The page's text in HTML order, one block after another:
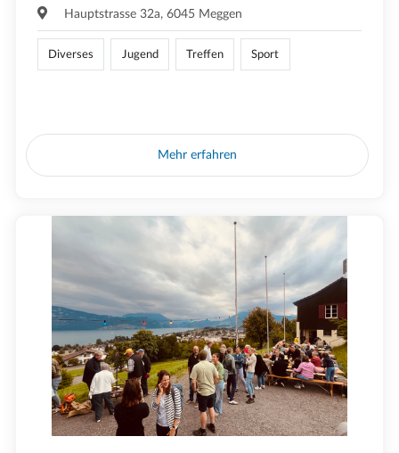
Hauptstrasse 32a, 6045 Meggen
Diverses Jugend Treffen Sport
Mehr erfahren